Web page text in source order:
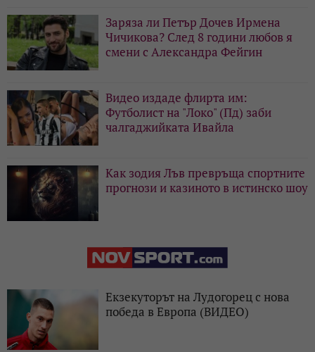
Заряза ли Петър Дочев Ирмена
Чичикова? След 8 години любов я
смени с Александра Фейгин
Видео издаде флирта им:
Футболист на "Локо" (Пд) заби
чалгаджийката Ивайла
Как зодия Лъв превръща спортните
прогнози и казиното в истинско шоу
Екзекуторът на Лудогорец с нова
победа в Европа (ВИДЕО)